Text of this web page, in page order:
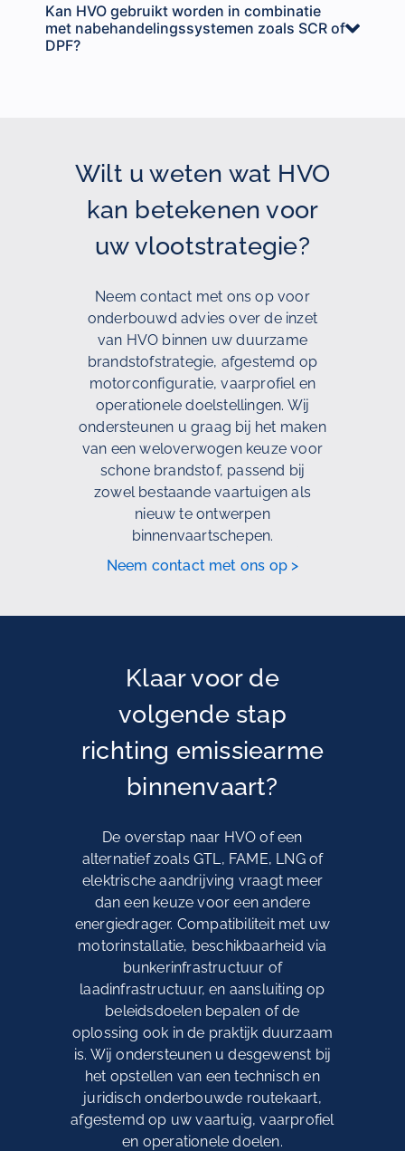
Kan HVO gebruikt worden in combinatie
met nabehandelingssystemen zoals SCR of
DPF?
Wilt u weten wat HVO
kan betekenen voor
uw vlootstrategie?
Neem contact met ons op voor
onderbouwd advies over de inzet
van HVO binnen uw duurzame
brandstofstrategie, afgestemd op
motorconfiguratie, vaarprofiel en
operationele doelstellingen. Wij
ondersteunen u graag bij het maken
van een weloverwogen keuze voor
schone brandstof, passend bij
zowel bestaande vaartuigen als
nieuw te ontwerpen
binnenvaartschepen.
Neem contact met ons op >
Klaar voor de
volgende stap
richting emissiearme
binnenvaart?
De overstap naar HVO of een
alternatief zoals GTL, FAME, LNG of
elektrische aandrijving vraagt meer
dan een keuze voor een andere
energiedrager. Compatibiliteit met uw
motorinstallatie, beschikbaarheid via
bunkerinfrastructuur of
laadinfrastructuur, en aansluiting op
beleidsdoelen bepalen of de
oplossing ook in de praktijk duurzaam
is. Wij ondersteunen u desgewenst bij
het opstellen van een technisch en
juridisch onderbouwde routekaart,
afgestemd op uw vaartuig, vaarprofiel
en operationele doelen.